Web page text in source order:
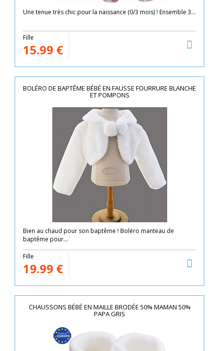
Une tenue très chic pour la naissance (0/3 mois) ! Ensemble 3...
Fille
15.99 €
BOLÉRO DE BAPTÊME BÉBÉ EN FAUSSE FOURRURE BLANCHE
ET POMPONS
Bien au chaud pour son baptême ! Boléro manteau de
baptême pour...
Fille
19.99 €
CHAUSSONS BÉBÉ EN MAILLE BRODÉE 50% MAMAN 50%
PAPA GRIS